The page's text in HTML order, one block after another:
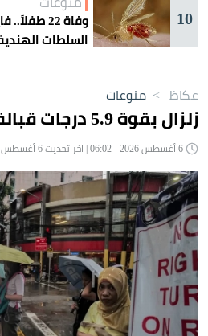
10
وفاة 22
السلطات
عكاظ > منوعات
زلزال بقوة 5.9 درجات قبالة سواحل الفلبين